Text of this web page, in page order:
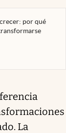
por qué
La